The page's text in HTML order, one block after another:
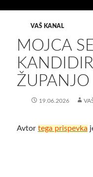
VAŠ KANAL
MOJCA
ŽUPANJO
19.06.2026
Avtor tega prispevka